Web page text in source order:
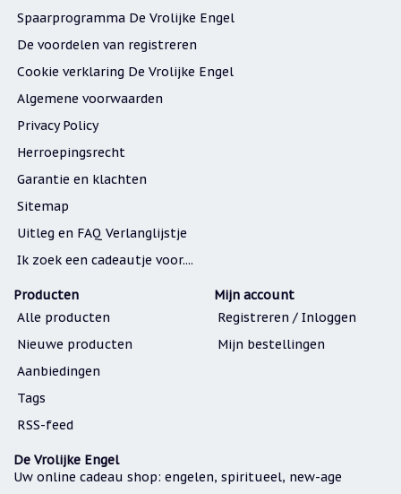
Spaarprogramma De Vrolijke Engel
De voordelen van registreren
Cookie verklaring De Vrolijke Engel
Algemene voorwaarden
Privacy Policy
Herroepingsrecht
Garantie en klachten
Sitemap
Uitleg en FAQ Verlanglijstje
Ik zoek een cadeautje voor....
Producten
Alle producten
Nieuwe producten
Aanbiedingen
Tags
RSS-feed
Mijn account
Registreren / Inloggen
Mijn bestellingen
De Vrolijke Engel
Uw online cadeau shop: engelen, spiritueel, new-age